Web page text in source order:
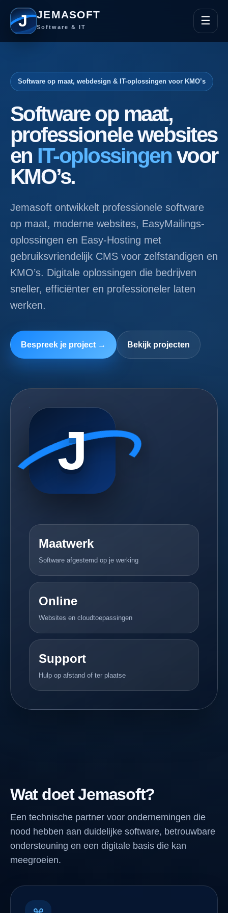
J JEMASOFT
Software & IT ☰
Software op maat, webdesign & IT-oplossingen voor KMO’s
Software op maat,
professionele websites
en IT-oplossingen voor
KMO’s.
Jemasoft ontwikkelt professionele software
op maat, moderne websites, EasyMailings-
oplossingen en Easy-Hosting met
gebruiksvriendelijk CMS voor zelfstandigen en
KMO’s. Digitale oplossingen die bedrijven
sneller, efficiënter en professioneler laten
werken.
Bespreek je project → Bekijk projecten
J
Maatwerk
Software afgestemd op je werking
Online
Websites en cloudtoepassingen
Support
Hulp op afstand of ter plaatse
Wat doet Jemasoft?
Een technische partner voor ondernemingen die
nood hebben aan duidelijke software, betrouwbare
ondersteuning en een digitale basis die kan
meegroeien.